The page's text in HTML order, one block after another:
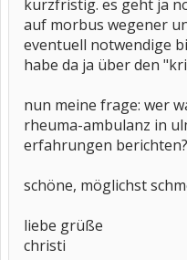
kurzfristig. es geht ja
auf morbus wegener
eventuell notwendige
habe da ja über den
nun meine frage: wer
rheuma-ambulanz in
erfahrungen berichten?
schöne, möglichst
liebe grüße
christi